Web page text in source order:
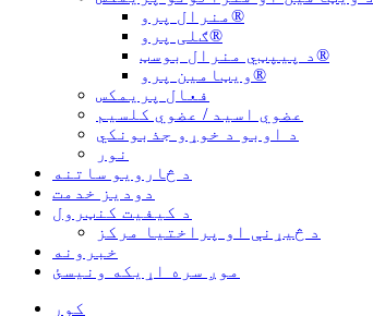
منرال پرو®
ګلی پرو®
د پیپټي منرال بوسټ®
ویټامین پرو®
فعال پریمکس
عضوي اسید / عضوي کلسیم
د اوبو د خوړو جذبونکي
نور
د څارویو ساتنه
دودیز خدمت
د کیفیت کنټرول
د څیړنې او پراختیا مرکز
خبرونه
موږ سره اړیکه ونیسئ
کور